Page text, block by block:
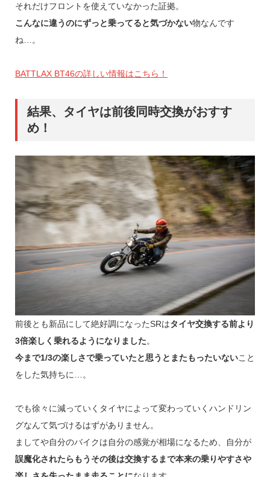
それだけフロントを使えていなかった証拠。
こんなに違うのにずっと乗ってると気づかない物なんです
ね…。
BATTLAX BT46の詳しい情報はこちら！
結果、タイヤは前後同時交換がおすす
め！
前後とも新品にして絶好調になったSRはタイヤ交換する前より
3倍楽しく乗れるようになりました。
今まで1/3の楽しさで乗っていたと思うとまたもったいないこと
をした気持ちに…。
でも徐々に減っていくタイヤによって変わっていくハンドリン
グなんて気づけるはずがありません。
ましてや自分のバイクは自分の感覚が相場になるため、自分が
誤魔化されたらもうその後は交換するまで本来の乗りやすさや